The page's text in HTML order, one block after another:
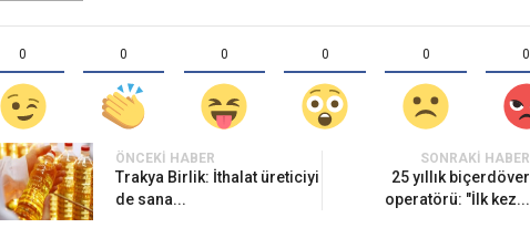
0 0 0 0 0 0
ÖNCEKI HABER
Trakya Birlik: İthalat üreticiyi
de sana...
SONRAKI HABER
25 yıllık biçerdöver
operatörü: "İlk kez...